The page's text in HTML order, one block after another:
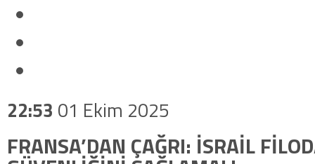
22:53 01 Ekim 2025
FRANSA’DAN ÇAĞRI: İSRAİL